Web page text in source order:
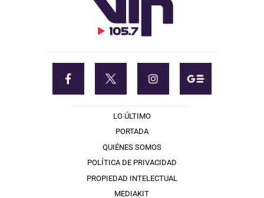
LO ÚLTIMO
PORTADA
QUIÉNES SOMOS
POLÍTICA DE PRIVACIDAD
PROPIEDAD INTELECTUAL
MEDIAKIT